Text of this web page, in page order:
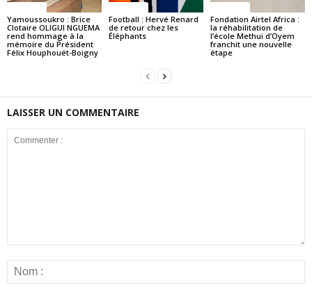
Yamoussoukro : Brice
Clotaire OLIGUI NGUEMA
rend hommage à la
mémoire du Président
Félix Houphouët-Boigny
Football : Hervé Renard
de retour chez les
Éléphants
Fondation Airtel Africa :
la réhabilitation de
l’école Methui d’Oyem
franchit une nouvelle
étape
LAISSER UN COMMENTAIRE